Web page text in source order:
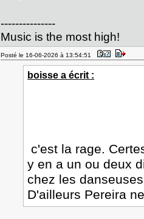
---------------
Music is the most high!
Posté le 16-06-2026 à 13:54:51
boisse a écrit :
c'est la rage.
y en a un ou deux
chez les
D'ailleurs Pereira